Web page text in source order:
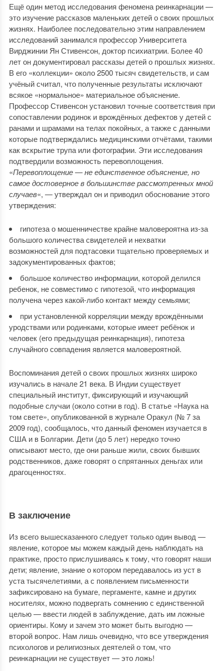
Ещё один метод исследования феномена реинкарнации —
это изучение рассказов маленьких детей о своих прошлых
жизнях. Наиболее последовательно этим направлением
исследований занимался профессор Университета
Вирджинии Ян Стивенсон, доктор психиатрии. Более 40
лет он документировал рассказы детей о прошлых жизнях.
В его «коллекции» около 2500 тысяч свидетельств, и сам
учёный считал, что полученные результаты исключают
всякое «нормальное» материальное объяснение.
Профессор Стивенсон установил точные соответствия при
сопоставлении родинок и врождённых дефектов у детей с
ранами и шрамами на телах покойных, а также с данными
которые подтверждались медицинскими отчётами, такими
как вскрытие трупа или фотографии. Эти исследования
подтвердили возможность перевоплощения.
«Перевоплощение — не единственное объяснение, но
самое достоверное в большинстве рассмотренных мной
случаев«, — утверждал он и приводил обоснование этого
утверждения:
гипотеза о мошенничестве крайне маловероятна из-за
большого количества свидетелей и нехватки
возможностей для подтасовки тщательно проверяемых и
задокументированных фактов;
большое количество информации, которой делился
ребенок, не совместимо с гипотезой, что информация
получена через какой-либо контакт между семьями;
при установленной корреляции между врождёнными
уродствами или родинками, которые имеет ребёнок и
человек (его предыдущая реинкарнация), гипотеза
случайного совпадения является маловероятной.
Воспоминания детей о своих прошлых жизнях широко
изучались в начале 21 века. В Индии существует
специальный институт, фиксирующий и изучающий
подобные случаи (около сотни в год). В статье «Наука на
том свете», опубликованной в журнале Оракул (№ 7 за
2009 год), сообщалось, что данный феномен изучается в
США и в Болгарии. Дети (до 5 лет) нередко точно
описывают место, где они раньше жили, своих бывших
родственников, даже говорят о спрятанных деньгах или
драгоценностях.
В заключение
Из всего вышесказанного следует только один вывод —
явление, которое мы можем каждый день наблюдать на
практике, просто прислушиваясь к тому, что говорят наши
дети; явление, знание о котором передавалось из уст в
уста тысячелетиями, а с появлением письменности
зафиксировано на бумаге, пергаменте, камне и других
носителях, можно подвергать сомнению с единственной
целью — ввести людей в заблуждение, дать им ложные
ориентиры. Кому и зачем это может быть выгодно —
второй вопрос. Нам лишь очевидно, что все утверждения
психологов и религиозных деятелей о том, что
реинкарнации не существует — это ложь!